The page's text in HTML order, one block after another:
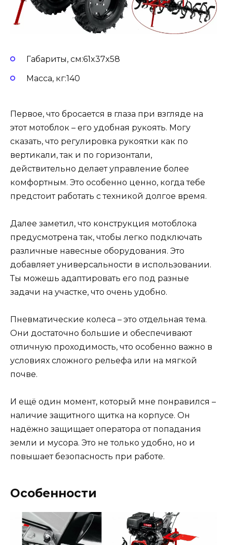
Габариты, см:61x37x58
Масса, кг:140
Первое, что бросается в глаза при взгляде на
этот мотоблок – его удобная рукоять. Могу
сказать, что регулировка рукоятки как по
вертикали, так и по горизонтали,
действительно делает управление более
комфортным. Это особенно ценно, когда тебе
предстоит работать с техникой долгое время.
Далее заметил, что конструкция мотоблока
предусмотрена так, чтобы легко подключать
различные навесные оборудования. Это
добавляет универсальности в использовании.
Ты можешь адаптировать его под разные
задачи на участке, что очень удобно.
Пневматические колеса – это отдельная тема.
Они достаточно большие и обеспечивают
отличную проходимость, что особенно важно в
условиях сложного рельефа или на мягкой
почве.
И ещё один момент, который мне понравился –
наличие защитного щитка на корпусе. Он
надёжно защищает оператора от попадания
земли и мусора. Это не только удобно, но и
повышает безопасность при работе.
Особенности